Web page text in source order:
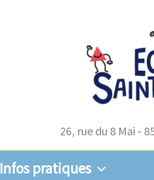
26, rue du 8 Mai -
Infos pratiques